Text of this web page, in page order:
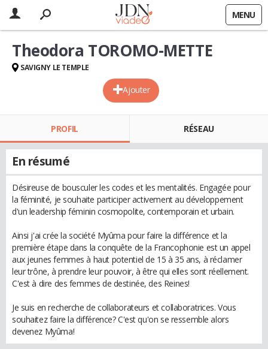
MENU
Ajouter
Theodora TOROMO-METTE
SAVIGNY LE TEMPLE
PROFIL RÉSEAU
En résumé
Désireuse de bousculer les codes et les mentalités. Engagée pour
la féminité, je souhaite participer activement au développement
d'un leadership féminin cosmopolite, contemporain et urbain.
Ainsi j'ai crée la société Myûma pour faire la différence et la
première étape dans la conquête de la Francophonie est un appel
aux jeunes femmes à haut potentiel de 15 à 35 ans, à réclamer
leur trône, à prendre leur pouvoir, à être qui elles sont réellement.
C'est à dire des femmes de destinée, des Reines!
Je suis en recherche de collaborateurs et collaboratrices. Vous
souhaitez faire la différence? C'est qu'on se ressemble alors
devenez Myûma!